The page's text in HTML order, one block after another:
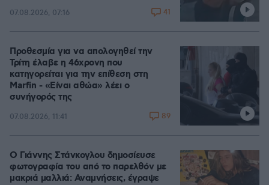
07.08.2026, 07:16 41
Προθεσμία για να απολογηθεί την
Τρίτη έλαβε η 46χρονη που
κατηγορείται για την επίθεση στη
Marfin - «Είναι αθώα» λέει ο
συνήγορός της
07.08.2026, 11:41 89
Ο Γιάννης Στάνκογλου δημοσίευσε
φωτογραφία του από το παρελθόν με
μακριά μαλλιά: Αναμνήσεις, έγραψε